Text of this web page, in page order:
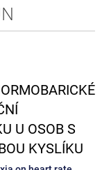
U OSOB S
KYSLÍKU